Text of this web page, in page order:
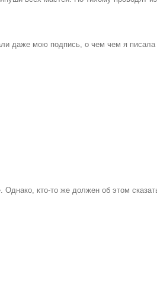
даже мою подпись, о чем чем я писала
Однако, кто-то же должен об этом